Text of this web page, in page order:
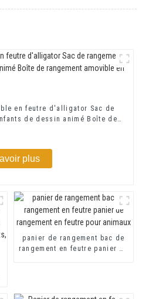
en feutre d'alligator Sac de
de dessin animé Boîte de
plus
panier de rangement bac de
rangement en feutre panier de